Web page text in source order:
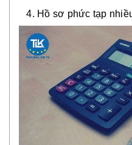
Hồ sơ phức tạp